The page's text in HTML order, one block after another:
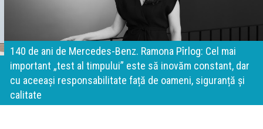
140 de ani de Mercedes-Benz. Ramona Pîrlog: Cel mai
important „test al timpului” este să inovăm constant, dar
cu aceeași responsabilitate față de oameni, siguranță și
calitate